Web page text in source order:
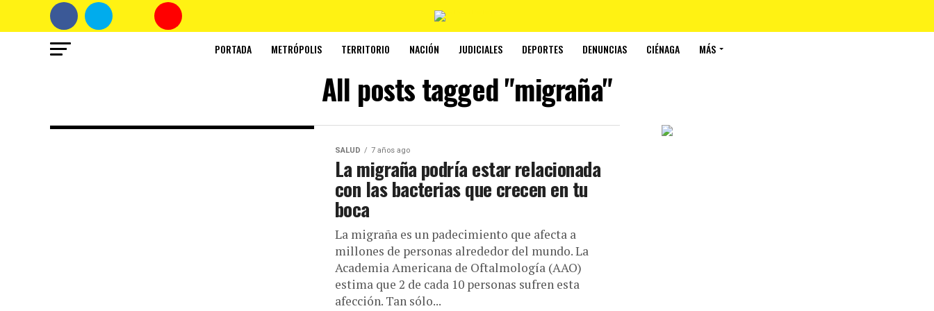
PORTADA METRÓPOLIS TERRITORIO NACIÓN JUDICIALES DEPORTES DENUNCIAS CIÉNAGA MÁS
All posts tagged "migraña"
SALUD 7 años ago
La migraña podría estar relacionada
con las bacterias que crecen en tu
boca
La migraña es un padecimiento que afecta a
millones de personas alrededor del mundo. La
Academia Americana de Oftalmología (AAO)
estima que 2 de cada 10 personas sufren esta
afección. Tan sólo...